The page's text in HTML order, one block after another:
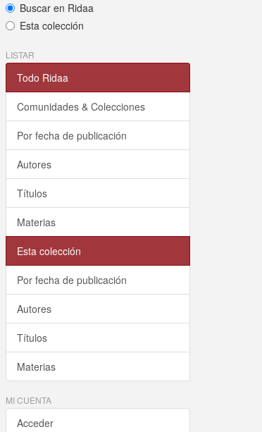
Buscar en Ridaa
Esta colección
LISTAR
Todo Ridaa
Comunidades & Colecciones
Por fecha de publicación
Autores
Títulos
Materias
Esta colección
Por fecha de publicación
Autores
Títulos
Materias
MI CUENTA
Acceder